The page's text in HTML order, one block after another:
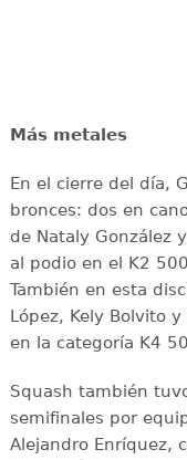
Más metales
En el cierre del día,
bronces: dos en
de Nataly González
al podio en el K2
También en esta
López, Kely Bolvito
en la categoría K4
Squash también
semifinales por
Alejandro Enríquez,